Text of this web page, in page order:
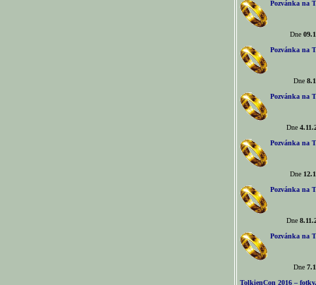
Pozvánka na
Dne
Pozvánka na
Dne
Pozvánka na
Dne
Pozvánka na
Dne
Pozvánka na
Dne
Pozvánka na
Dne
TolkienCon 2016 –